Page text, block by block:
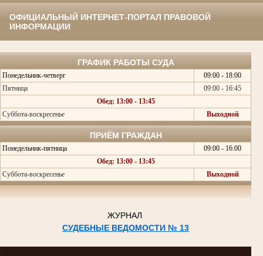
ОФИЦИАЛЬНЫЙ ИНТЕРНЕТ-ПОРТАЛ ПРАВОВОЙ
ИНФОРМАЦИИ
ГРАФИК РАБОТЫ СУДА
Понедельник-четверг
09:00 - 18:00
Пятница
09:00 - 16:45
Обед: 13:00 - 13:45
Суббота-воскресенье
Выходной
ПРИЁМ ГРАЖДАН
Понедельник-пятница
09:00 - 16:00
Обед: 13:00 - 13:45
Суббота-воскресенье
Выходной
ЖУРНАЛ
СУДЕБНЫЕ ВЕДОМОСТИ № 13